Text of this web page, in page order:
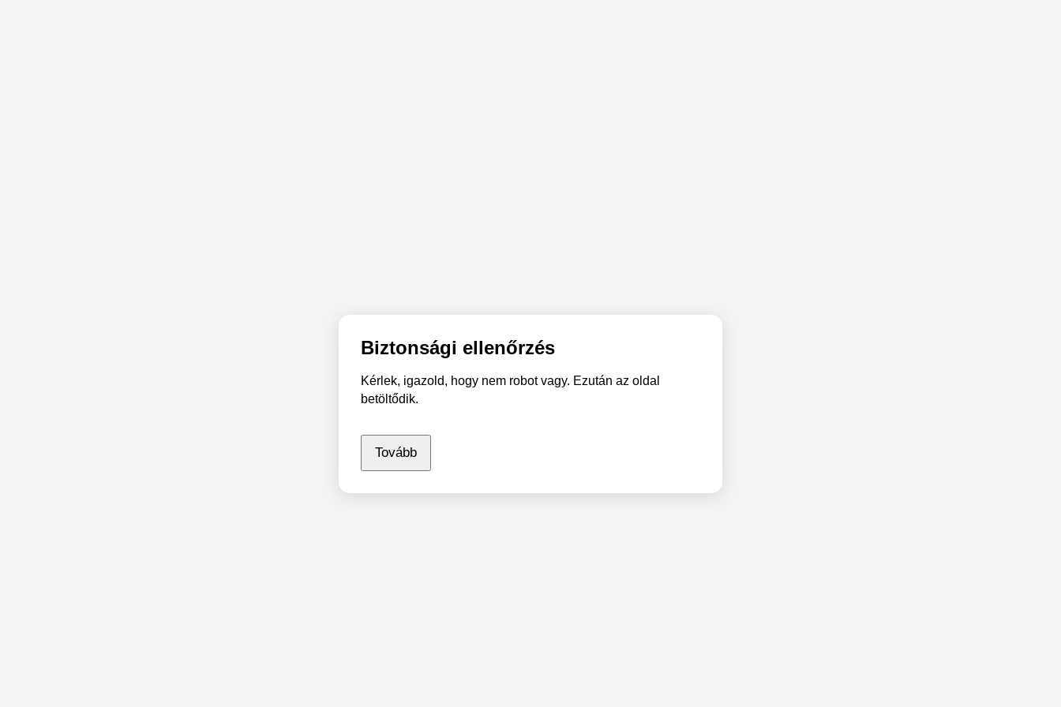
Biztonsági ellenőrzés
Kérlek, igazold, hogy nem robot vagy. Ezután az oldal
betöltődik.
Tovább